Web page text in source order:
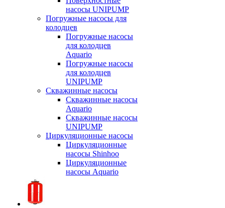
насосы UNIPUMP
Погружные насосы для
колодцев
Погружные насосы
для колодцев
Aquario
Погружные насосы
для колодцев
UNIPUMP
Скважинные насосы
Скважинные насосы
Aquario
Скважинные насосы
UNIPUMP
Циркуляционные насосы
Циркуляционные
насосы Shinhoo
Циркуляционные
насосы Aquario